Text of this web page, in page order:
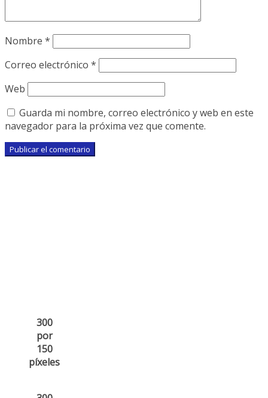
Nombre *
Correo electrónico *
Web
Guarda mi nombre, correo electrónico y web en este
navegador para la próxima vez que comente.
300
por
150
píxeles